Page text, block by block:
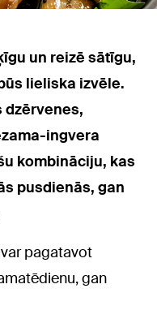
un reizē sātīgu,
lieliska izvēle.
dzērvenes,
ingvera
kombināciju, kas
pusdienās, gan
pagatavot
gan